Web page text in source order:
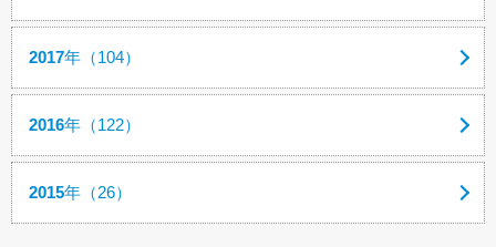
2017年（104）
2016年（122）
2015年（26）